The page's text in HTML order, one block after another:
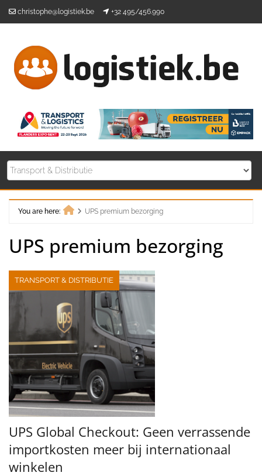
christophe@logistiek.be +32 495/456.990
You are here:
UPS premium bezorging
UPS premium bezorging
TRANSPORT & DISTRIBUTIE
UPS Global Checkout: Geen verrassende
importkosten meer bij internationaal
winkelen